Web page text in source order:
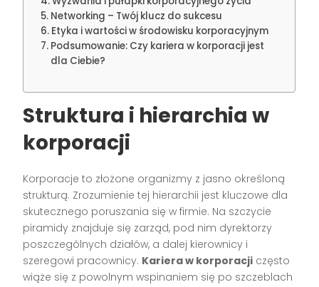
Networking – Twój klucz do sukcesu
Etyka i wartości w środowisku korporacyjnym
Podsumowanie: Czy kariera w korporacji jest
dla Ciebie?
Struktura i hierarchia w
korporacji
Korporacje to złożone organizmy z jasno określoną
strukturą. Zrozumienie tej hierarchii jest kluczowe dla
skutecznego poruszania się w firmie. Na szczycie
piramidy znajduje się zarząd, pod nim dyrektorzy
poszczególnych działów, a dalej kierownicy i
szeregowi pracownicy. Kariera w korporacji często
wiąże się z powolnym wspinaniem się po szczeblach